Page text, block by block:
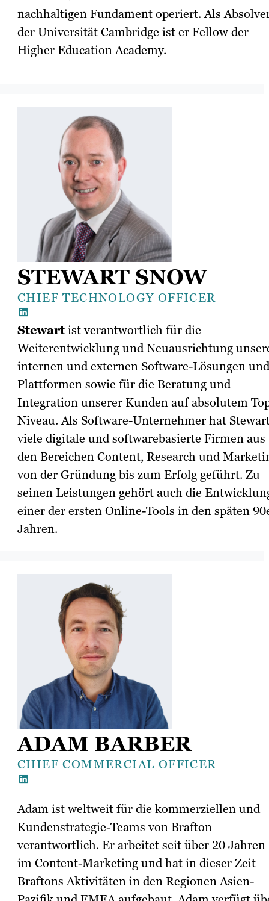
nachhaltigen Fundament operiert. Als
der Universität Cambridge ist er Fellow der
Higher Education Academy.
STEWART SNOW
CHIEF TECHNOLOGY OFFICER
Stewartist verantwortlich für die
Weiterentwicklung und Neuausrichtung
internen und externen Software-Lösungen
Plattformen sowie für die Beratung und
Integration unserer Kunden auf absolutem
Niveau. Als Software-Unternehmer hat
viele digitale und softwarebasierte Firmen aus
den Bereichen Content, Research und
von der Gründung bis zum Erfolg geführt. Zu
seinen Leistungen gehört auch die
einer der ersten Online-Tools in den späten
Jahren.
ADAM BARBER
CHIEF COMMERCIAL OFFICER
Adam ist weltweit für die kommerziellen und
Kundenstrategie-Teams von Brafton
verantwortlich. Er arbeitet seit über 20 Jahren
im Content-Marketing und hat in dieser Zeit
Braftons Aktivitäten in den Regionen Asien-